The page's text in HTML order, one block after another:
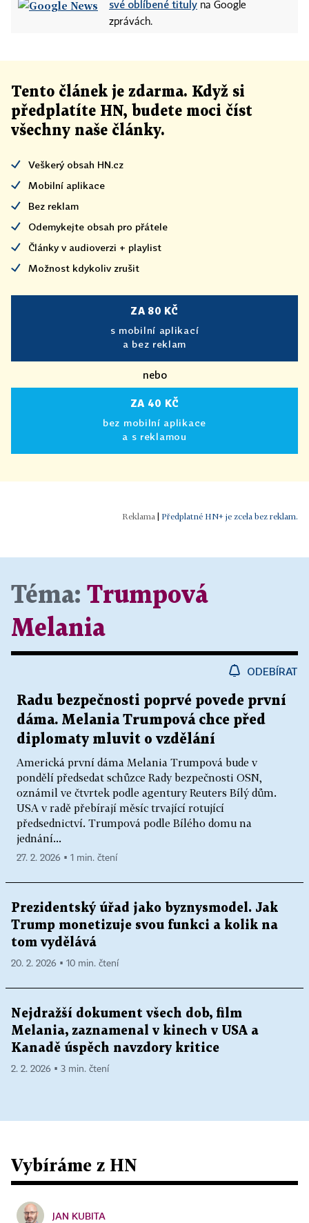
své oblíbené tituly na Google
zprávách.
Tento článek je zdarma. Když si
předplatíte HN, budete moci číst
všechny naše články.
Veškerý obsah HN.cz
Mobilní aplikace
Bez reklam
Odemykejte obsah pro přátele
Články v audioverzi + playlist
Možnost kdykoliv zrušit
ZA 80 KČ
s mobilní aplikací
a bez reklam
nebo
ZA 40 KČ
bez mobilní aplikace
a s reklamou
Předplatné HN+ je zcela bez reklam.
Téma: Trumpová
Melania
ODEBÍRAT
Radu bezpečnosti poprvé povede první
dáma. Melania Trumpová chce před
diplomaty mluvit o vzdělání
Americká první dáma Melania Trumpová bude v
pondělí předsedat schůzce Rady bezpečnosti OSN,
oznámil ve čtvrtek podle agentury Reuters Bílý dům.
USA v radě přebírají měsíc trvající rotující
předsednictví. Trumpová podle Bílého domu na
jednání...
27. 2. 2026 ▪ 1 min. čtení
Prezidentský úřad jako byznysmodel. Jak
Trump monetizuje svou funkci a kolik na
tom vydělává
20. 2. 2026 ▪ 10 min. čtení
Nejdražší dokument všech dob, film
Melania, zaznamenal v kinech v USA a
Kanadě úspěch navzdory kritice
2. 2. 2026 ▪ 3 min. čtení
Vybíráme z HN
JAN KUBITA